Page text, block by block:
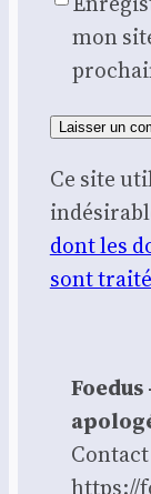
mon
Ce site
dont les
sont
https://